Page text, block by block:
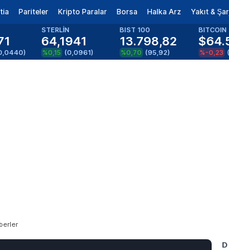
Pariteler Kripto Paralar Borsa Halka Arz Yakıt &
)
STERLİN
64,1941
%0,15 (0,0961)
BIST 100
13.798,82
%0,70 (95,92)
BITCOIN
%-0,23 (